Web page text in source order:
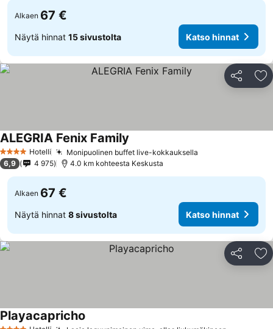
Alkaen 67 €
Näytä hinnat 15 sivustolta Katso hinnat
Jaa
4 Tähtiluokitus
Hotelli Monipuolinen buffet live-kokkauksella
ALEGRIA Fenix Family
6,9 4 975 4.0 km kohteesta Keskusta
Alkaen 67 €
Näytä hinnat 8 sivustolta Katso hinnat
Jaa
Playacapricho